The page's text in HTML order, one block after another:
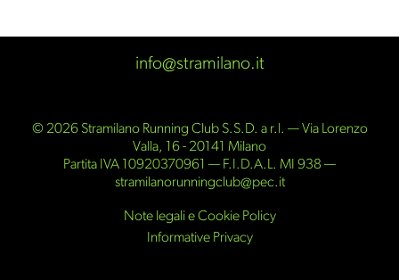
info@stramilano.it
© 2026 Stramilano Running Club S.S.D. a r.l. — Via Lorenzo
Valla, 16 - 20141 Milano
Partita IVA 10920370961 — F.I.D.A.L. MI 938 —
stramilanorunningclub@pec.it
Note legali e Cookie Policy
Informative Privacy